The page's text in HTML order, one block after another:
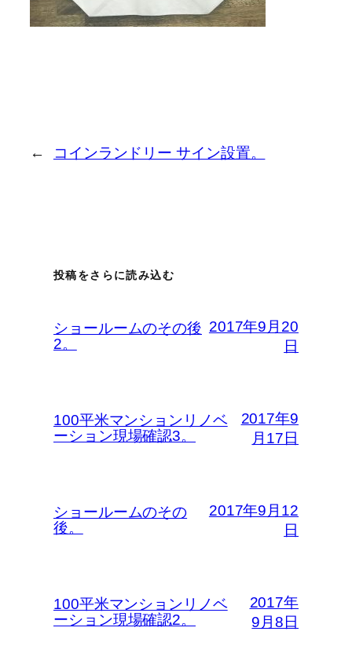
← コインランドリー サイン設置。
投稿をさらに読み込む
ショールームのその後
2。
2017年9月20
日
100平米マンションリノベ
ーション現場確認3。
2017年9
月17日
ショールームのその
後。
2017年9月12
日
100平米マンションリノベ
ーション現場確認2。
2017年
9月8日